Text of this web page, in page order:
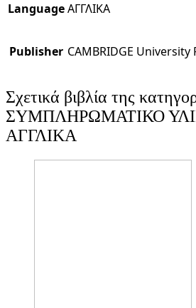
LanguageΑΓΓΛΙΚΑ
Publisher CAMBRIDGE University
Σχετικά βιβλία της
ΣΥΜΠΛΗΡΩΜΑΤΙΚΟ
ΑΓΓΛΙΚΑ